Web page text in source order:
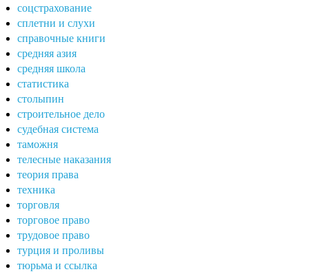
соцстрахование
сплетни и слухи
справочные книги
средняя азия
средняя школа
статистика
столыпин
строительное дело
судебная система
таможня
телесные наказания
теория права
техника
торговля
торговое право
трудовое право
турция и проливы
тюрьма и ссылка